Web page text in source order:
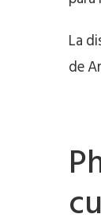
La
de